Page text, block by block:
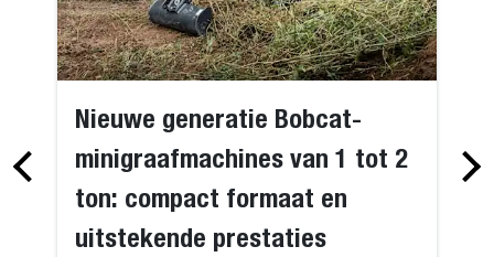
Nieuwe generatie Bobcat-
minigraafmachines van 1 tot 2
ton: compact formaat en
uitstekende prestaties